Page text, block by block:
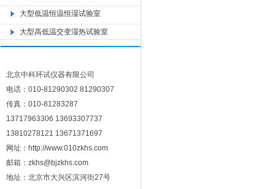
大型低温恒温恒湿试验室
大型高低温交变湿热试验室
北京中科环试仪器有限公司
电话：010-81290302 81290307
传真：010-81283287
13717963306 13693307737
13810278121 13671371697
网址：http://www.010zkhs.com
邮箱：zkhs@bjzkhs.com
地址：北京市大兴区滨河街27号